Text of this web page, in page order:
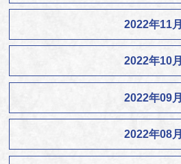
2022年11月
2022年10月
2022年09月
2022年08月